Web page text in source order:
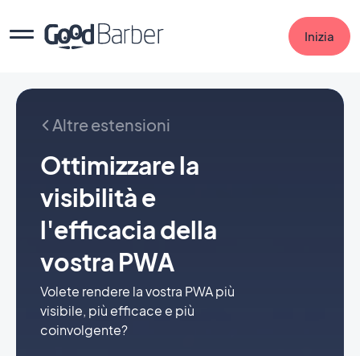
Inizia
Altre estensioni
Ottimizzare la
visibilità e
l'efficacia della
vostra PWA
Volete rendere la vostra PWA più
visibile, più efficace e più
coinvolgente?